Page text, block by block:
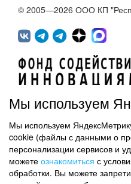
© 2005—2026 ООО КП
450071, г.Уфа, ул. 50 лет
(347) 291 20 70
Контактная информация
Карта сайта
Мы используем
Мы используем
cookie (файлы с данными о
персонализации сервисов и
можете ознакомиться с
обработки. Вы можете